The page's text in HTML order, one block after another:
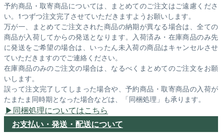
予約商品・取寄商品については、まとめてのご注文はご遠慮くださ
い。1つずつ注文完了させていただきますようお願いします。
万が一、まとめてご注文された商品の納期が異なる場合は、全ての
商品が入荷してからの発送となります。入荷済み・在庫商品のみ先
に発送をご希望の場合は、いったん未入荷の商品はキャンセルさせ
ていただきますのでご連絡ください。
在庫商品のみのご注文の場合は、なるべくまとめてのご注文をお願
いします。
誤って注文完了してしまった場合や、予約商品・取寄商品の入荷が
たまたま同時期となった場合などは、「同梱処理」も承ります。
同梱処理についてはこちら
お支払い・発送・配送について